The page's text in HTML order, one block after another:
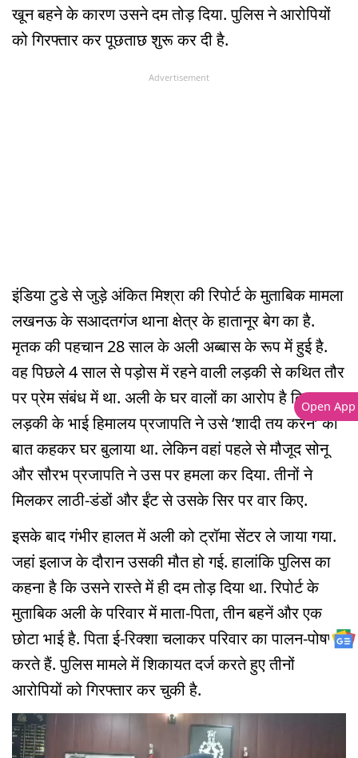
खून बहने के कारण उसने दम तोड़ दिया. पुलिस ने आरोपियों
को गिरफ्तार कर पूछताछ शुरू कर दी है.
Advertisement
इंडिया टुडे से जुड़े अंकित मिश्रा की रिपोर्ट के मुताबिक मामला
लखनऊ के सआदतगंज थाना क्षेत्र के हातानूर बेग का है.
मृतक की पहचान 28 साल के अली अब्बास के रूप में हुई है.
वह पिछले 4 साल से पड़ोस में रहने वाली लड़की से कथित तौर
पर प्रेम संबंध में था. अली के घर वालों का आरोप है कि
लड़की के भाई हिमालय प्रजापति ने उसे ‘शादी तय करने’ की
बात कहकर घर बुलाया था. लेकिन वहां पहले से मौजूद सोनू
और सौरभ प्रजापति ने उस पर हमला कर दिया. तीनों ने
मिलकर लाठी-डंडों और ईंट से उसके सिर पर वार किए.
इसके बाद गंभीर हालत में अली को ट्रॉमा सेंटर ले जाया गया.
जहां इलाज के दौरान उसकी मौत हो गई. हालांकि पुलिस का
कहना है कि उसने रास्ते में ही दम तोड़ दिया था. रिपोर्ट के
मुताबिक अली के परिवार में माता-पिता, तीन बहनें और एक
छोटा भाई है. पिता ई-रिक्शा चलाकर परिवार का पालन-पोषण
करते हैं. पुलिस मामले में शिकायत दर्ज करते हुए तीनों
आरोपियों को गिरफ्तार कर चुकी है.
Open App